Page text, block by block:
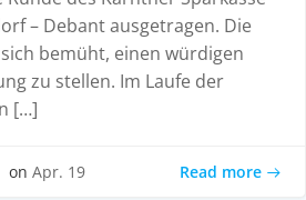
– Debant ausgetragen. Die
bemüht, einen würdigen
zu stellen. Im Laufe der
[…]
on Apr. 19 Read more